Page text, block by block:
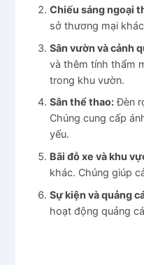
Chiếu sáng ngoại
sở thương mại
Sân vườn và cảnh
và thêm tính thẩm
trong khu vườn.
Sân thể thao:Đèn
Chúng cung cấp
yếu.
Bãi đỗ xe và khu
khác. Chúng giúp
Sự kiện và quảng
hoạt động quảng